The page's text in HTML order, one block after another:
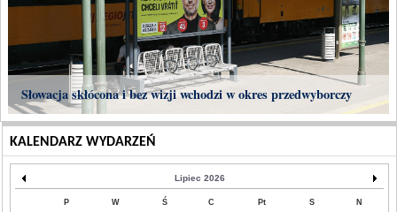
Słowacja skłócona i bez wizji wchodzi w okres przedwyborczy
KALENDARZ WYDARZEŃ
Lipiec 2026
P W Ś C Pt S N